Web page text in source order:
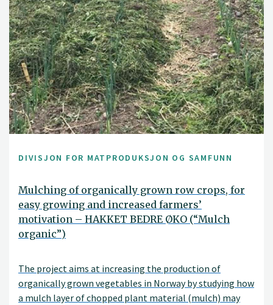
DIVISJON FOR MATPRODUKSJON OG SAMFUNN
Mulching of organically grown row crops, for
easy growing and increased farmers’
motivation – HAKKET BEDRE ØKO (“Mulch
organic”)
The project aims at increasing the production of
organically grown vegetables in Norway by studying how
a mulch layer of chopped plant material (mulch) may